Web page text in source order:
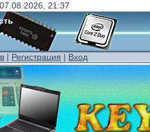
21:37
| Регистрация | Вход